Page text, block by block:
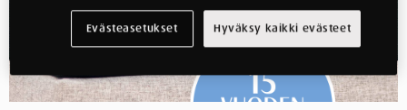
Evästeasetukset Hyväksy kaikki evästeet